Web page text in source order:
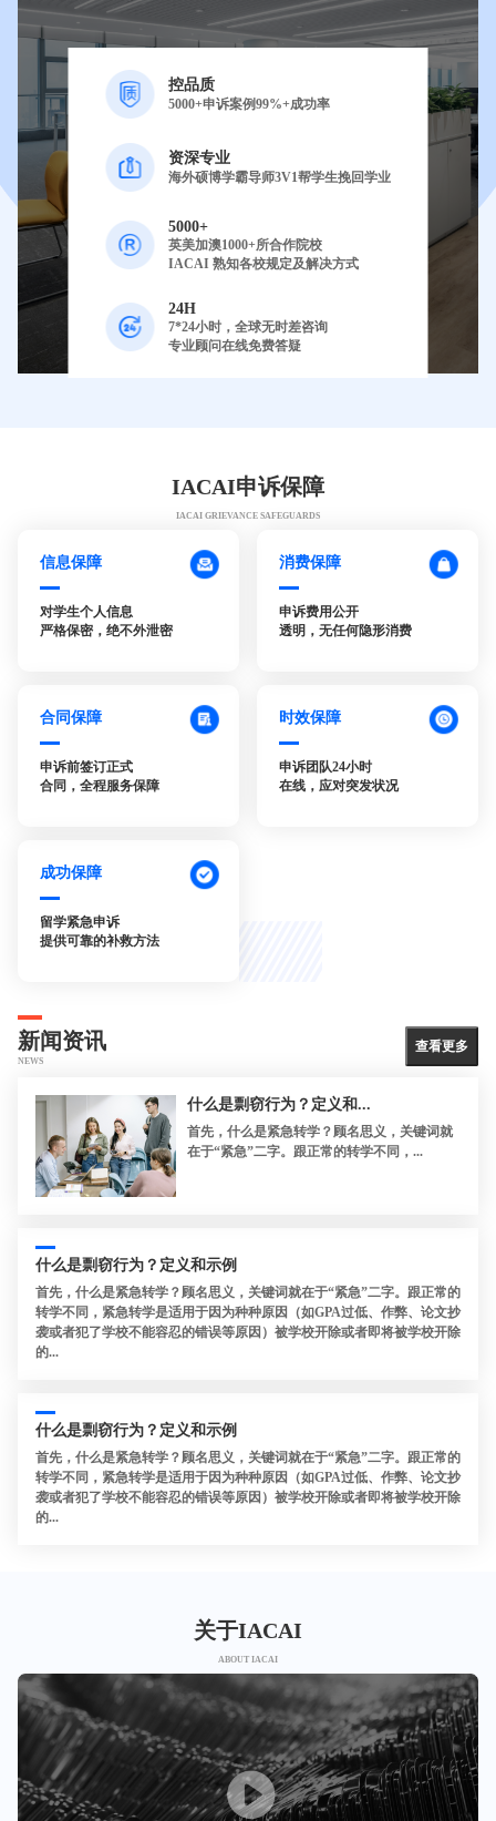
控品质
5000+申诉案例99%+成功率
资深专业
海外硕博学霸导师3V1帮学生挽回学业
5000+
英美加澳1000+所合作院校
IACAI 熟知各校规定及解决方式
24H
7*24小时，全球无时差咨询
专业顾问在线免费答疑
IACAI申诉保障
IACAI GRIEVANCE SAFEGUARDS
信息保障
对学生个人信息
严格保密，绝不外泄密
消费保障
申诉费用公开
透明，无任何隐形消费
合同保障
申诉前签订正式
合同，全程服务保障
时效保障
申诉团队24小时
在线，应对突发状况
成功保障
留学紧急申诉
提供可靠的补救方法
新闻资讯
NEWS
查看更多
什么是剽窃行为？定义和...
首先，什么是紧急转学？顾名思义，关键词就
在于“紧急”二字。跟正常的转学不同，...
什么是剽窃行为？定义和示例
首先，什么是紧急转学？顾名思义，关键词就在于“紧急”二字。跟正常的
转学不同，紧急转学是适用于因为种种原因（如GPA过低、作弊、论文抄
袭或者犯了学校不能容忍的错误等原因）被学校开除或者即将被学校开除
的...
什么是剽窃行为？定义和示例
首先，什么是紧急转学？顾名思义，关键词就在于“紧急”二字。跟正常的
转学不同，紧急转学是适用于因为种种原因（如GPA过低、作弊、论文抄
袭或者犯了学校不能容忍的错误等原因）被学校开除或者即将被学校开除
的...
关于IACAI
ABOUT IACAI